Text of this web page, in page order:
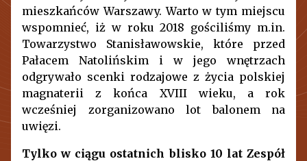
mieszkańców Warszawy. Warto w tym miejscu
wspomnieć, iż w roku 2018 gościliśmy m.in.
Towarzystwo Stanisławowskie, które przed
Pałacem Natolińskim i w jego wnętrzach
odgrywało scenki rodzajowe z życia polskiej
magnaterii z końca XVIII wieku, a rok
wcześniej zorganizowano lot balonem na
uwięzi.
Tylko w ciągu ostatnich blisko 10 lat Zespół